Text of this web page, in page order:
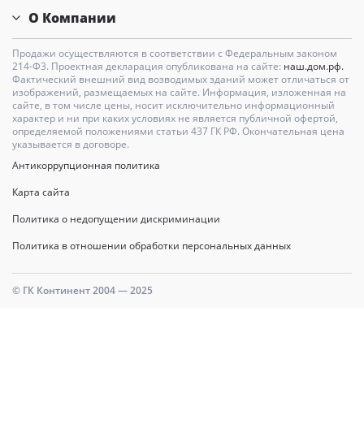
О Компании
Продажи осуществляются в соответствии с Федеральным законом
214-Ф3. Проектная декларация опубликована на сайте: наш.дом.рф.
Фактический внешний вид возводимых зданий может отличаться от
изображений, размещаемых на сайте. Информация, изложенная на
сайте, в том числе цены, носит исключительно информационный
характер и ни при каких условиях не является публичной офертой,
определяемой положениями статьи 437 ГК РФ. Окончательная цена
указывается в договоре.
Антикоррупционная политика
Карта сайта
Политика о недопущении дискриминации
Политика в отношении обработки персональных данных
© ГК Континент 2004 — 2025